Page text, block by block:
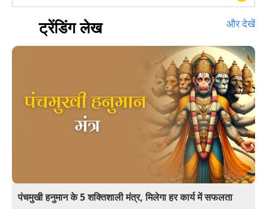
हस्तरेखा शास्त्र
बॉलीवुड
खेल
ट्रेंडिंग लेख और देखें
पंचमुखी हनुमान के 5 शक्तिशाली मंत्र, मिलेगा हर कार्य में सफलता